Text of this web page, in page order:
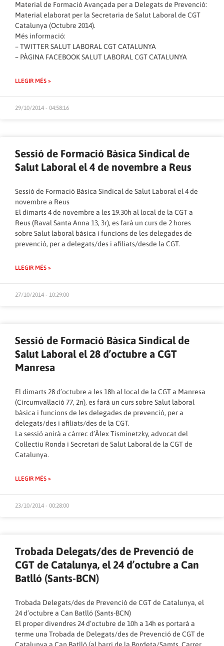
Material de Formació Avançada per a Delegats de Prevenció:
Material elaborat per la Secretaria de Salut Laboral de CGT
Catalunya (Octubre 2014).
Més informació:
–TWITTER SALUT LABORAL CGT CATALUNYA
– PÀGINA FACEBOOK SALUT LABORAL CGT CATALUNYA
LLEGIR MÉS »
29/10/2014 - 04:58:16
Sessió de Formació Bàsica Sindical de
Salut Laboral el 4 de novembre a Reus
Sessió de Formació Bàsica Sindical de Salut Laboral el 4 de
novembre a Reus
El dimarts 4 de novembre a les 19.30h al local de la CGT a
Reus (Raval Santa Anna 13, 3r), es farà un curs de 2 hores
sobre Salut laboral bàsica i funcions de les delegades de
prevenció, per a delegats/des i afiliats/desde la CGT.
LLEGIR MÉS »
27/10/2014 - 10:29:00
Sessió de Formació Bàsica Sindical de
Salut Laboral el 28 d’octubre a CGT
Manresa
El dimarts 28 d’octubre a les 18h al local de la CGT a Manresa
(Circumval·lació 77, 2n), es farà un curs sobre Salut laboral
bàsica i funcions de les delegades de prevenció, per a
delegats/des i afiliats/des de la CGT.
La sessió anirà a càrrec d’Àlex Tisminetzky, advocat del
Col·lectiu Ronda i Secretari de Salut Laboral de la CGT de
Catalunya.
LLEGIR MÉS »
23/10/2014 - 00:28:00
Trobada Delegats/des de Prevenció de
CGT de Catalunya, el 24 d’octubre a Can
Batlló (Sants-BCN)
Trobada Delegats/des de Prevenció de CGT de Catalunya, el
24 d’octubre a Can Batlló (Sants-BCN)
El proper divendres 24 d’octubre de 10h a 14h es portarà a
terme una Trobada de Delegats/des de Prevenció de CGT de